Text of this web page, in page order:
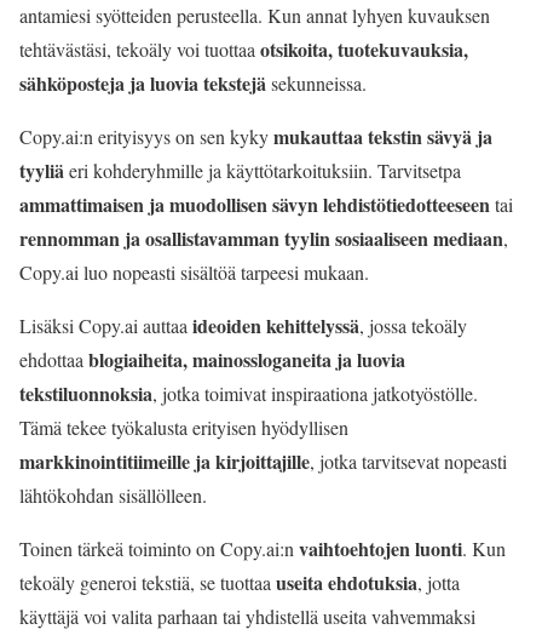
antamiesi syötteiden perusteella. Kun annat lyhyen kuvauksen
tehtävästäsi, tekoäly voi tuottaa otsikoita, tuotekuvauksia,
sähköposteja ja luovia tekstejäsekunneissa.
Copy.ai:n erityisyys on sen kykymukauttaa tekstin sävyä ja
tyyliäeri kohderyhmille ja käyttötarkoituksiin. Tarvitsetpa
ammattimaisen ja muodollisen sävyn lehdistötiedotteeseentai
rennomman ja osallistavamman tyylin sosiaaliseen mediaan,
Copy.ai luo nopeasti sisältöä tarpeesi mukaan.
Lisäksi Copy.ai auttaa ideoiden kehittelyssä, jossa tekoäly
ehdottaa blogiaiheita, mainossloganeita ja luovia
tekstiluonnoksia, jotka toimivat inspiraationa jatkotyöstölle.
Tämä tekee työkalusta erityisen hyödyllisen
markkinointitiimeille ja kirjoittajille, jotka tarvitsevat nopeasti
lähtökohdan sisällölleen.
Toinen tärkeä toiminto on Copy.ai:n vaihtoehtojen luonti. Kun
tekoäly generoi tekstiä, se tuottaa useita ehdotuksia, jotta
käyttäjä voi valita parhaan tai yhdistellä useita vahvemmaksi